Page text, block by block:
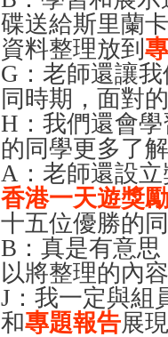
碟送給斯里蘭
資料整理放到
G ：老師還讓
同時期，面對
H ：我們還會
的同學更多了
A ：老師還設
香港一天遊獎
十五位優勝的
B ：真是有意
以將整理的內
J ：我一定與
和專題報告展